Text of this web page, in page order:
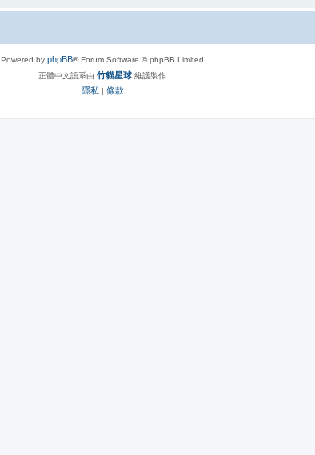
Powered by phpBB® Forum Software © phpBB Limited
正體中文語系由 竹貓星球 維護製作
隱私 | 條款